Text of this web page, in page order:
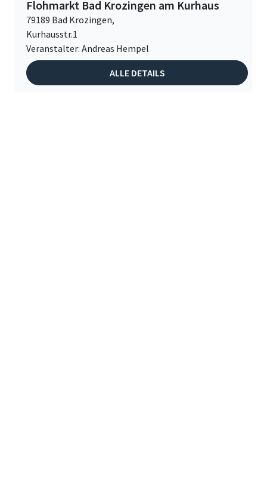
Flohmarkt Bad Krozingen am Kurhaus
79189 Bad Krozingen,
Kurhausstr.1
Veranstalter: Andreas Hempel
ALLE DETAILS